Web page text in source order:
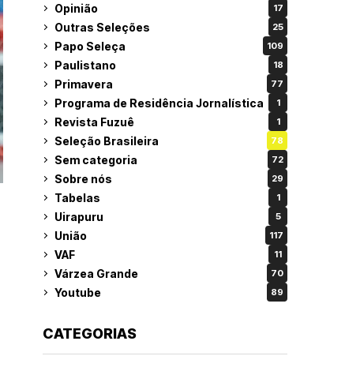
Opinião 17
Outras Seleções 25
Papo Seleça 109
Paulistano 18
Primavera 77
Programa de Residência Jornalística 1
Revista Fuzuê 1
Seleção Brasileira 78
Sem categoria 72
Sobre nós 29
Tabelas 1
Uirapuru 5
União 117
VAF 11
Várzea Grande 70
Youtube 89
CATEGORIAS